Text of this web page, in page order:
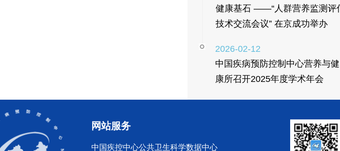
健康基石 ——“人群营养监测评
技术交流会议” 在京成功举办
2026-02-12
中国疾病预防控制中心营养与健
康所召开2025年度学术年会
网站服务
中国疾控中心公共卫生科学数据中心